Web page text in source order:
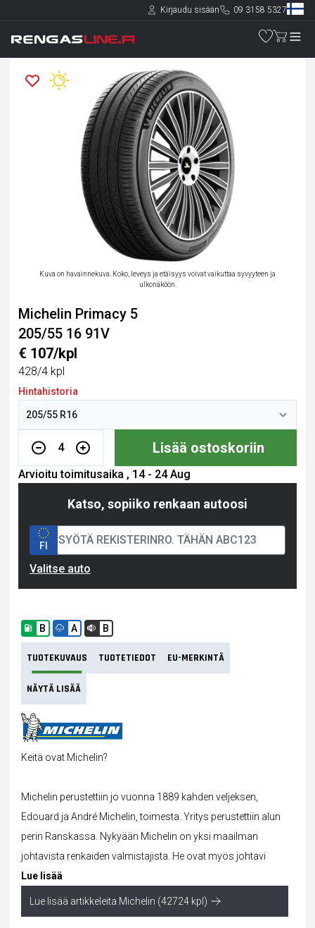
Kirjaudu sisään 09 3158 5327
Kuva on havainnekuva. Koko, leveys ja etäisyys voivat vaikuttaa syvyyteen ja
ulkonäköön.
Michelin Primacy 5
205/55 16 91V
€ 107/kpl
428/4 kpl
Hintahistoria
4 Lisää ostoskoriin
Arvioitu toimitusaika , 14 - 24 Aug
Katso, sopiiko renkaan autoosi
FI
Valitse auto
B A B
TUOTEKUVAUS TUOTETIEDOT EU-MERKINTÄ
NÄYTÄ LISÄÄ
Keitä ovat Michelin?
Michelin perustettiin jo vuonna 1889 kahden veljeksen,
Edouard ja André Michelin, toimesta. Yritys perustettiin alun
perin Ranskassa. Nykyään Michelin on yksi maailman
johtavista renkaiden valmistajista. He ovat myös johtavi
Lue lisää
Lue lisää artikkeleita Michelin (42724 kpl)